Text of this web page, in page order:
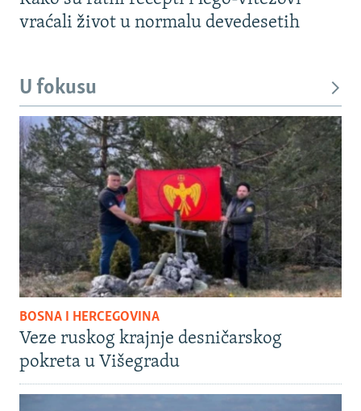
vraćali život u normalu devedesetih
U fokusu
BOSNA I HERCEGOVINA
Veze ruskog krajnje desničarskog
pokreta u Višegradu